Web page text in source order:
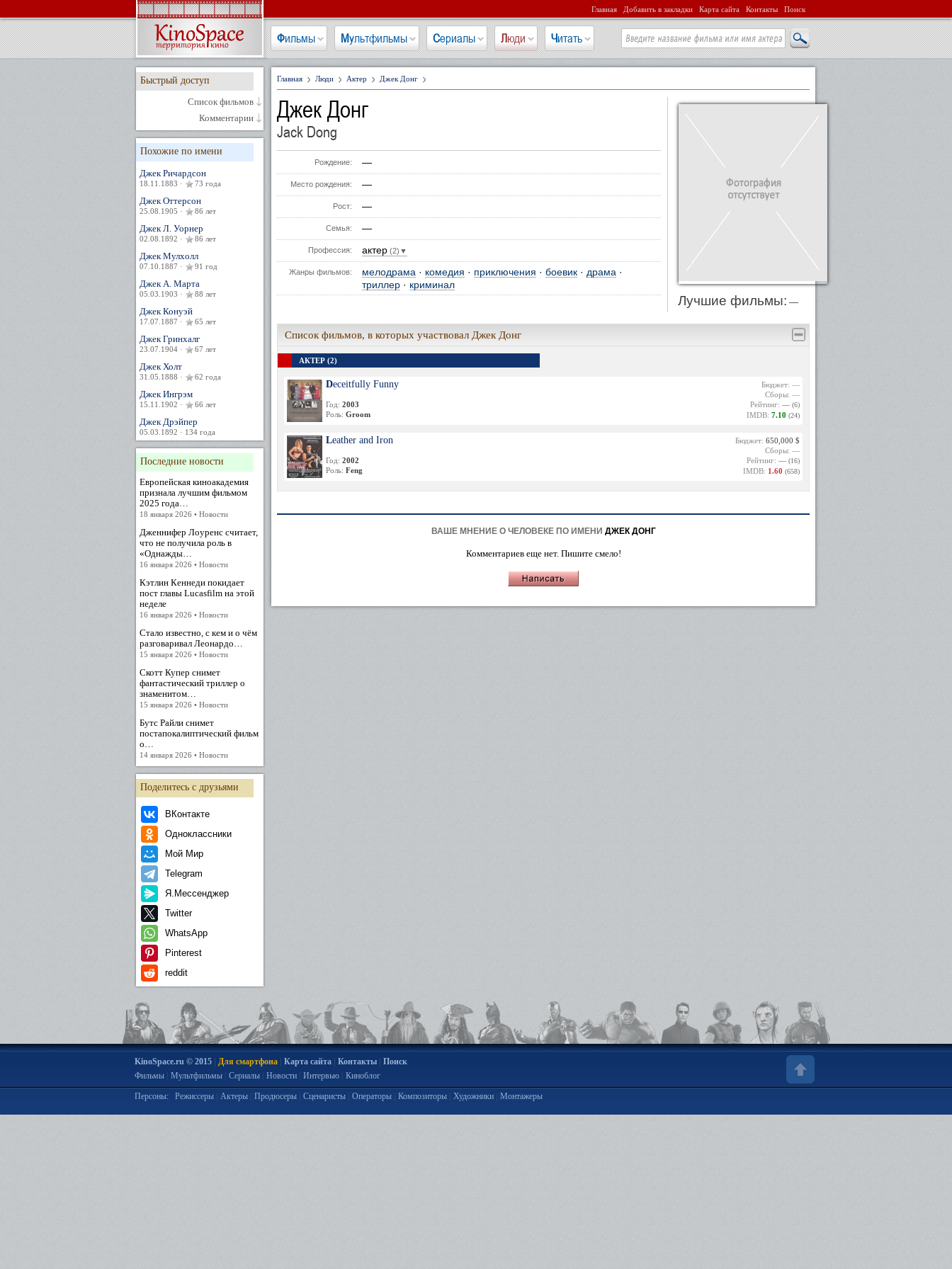
Главная Добавить в закладки Карта сайта Контакты Поиск
Фильмы Мультфильмы Сериалы Люди Читать
Быстрый доступ
Список фильмов
Комментарии
Похожие по имени
Джек Ричардсон
18.11.1883 · 73 года
Джек Оттерсон
25.08.1905 · 86 лет
Джек Л. Уорнер
02.08.1892 · 86 лет
Джек Мулхолл
07.10.1887 · 91 год
Джек А. Марта
05.03.1903 · 88 лет
Джек Конуэй
17.07.1887 · 65 лет
Джек Гринхалг
23.07.1904 · 67 лет
Джек Холт
31.05.1888 · 62 года
Джек Ингрэм
15.11.1902 · 66 лет
Джек Дрэйпер
05.03.1892 · 134 года
Последние новости
Европейская киноакадемия
признала лучшим фильмом
2025 года…
18 января 2026 • Новости
Дженнифер Лоуренс считает,
что не получила роль в
«Однажды…
16 января 2026 • Новости
Кэтлин Кеннеди покидает
пост главы Lucasfilm на этой
неделе
16 января 2026 • Новости
Стало известно, с кем и о чём
разговаривал Леонардо…
15 января 2026 • Новости
Скотт Купер снимет
фантастический триллер о
знаменитом…
15 января 2026 • Новости
Бутс Райли снимет
постапокалиптический фильм
о…
14 января 2026 • Новости
Поделитесь с друзьями
ВКонтакте
Одноклассники
Мой Мир
Telegram
Я.Мессенджер
Twitter
WhatsApp
Pinterest
reddit
Главная Люди Актер Джек Донг
Джек Донг
Jack Dong
Рождение: —
Место рождения: —
Рост: —
Семья: —
Профессия: актер (2)▼
Жанры фильмов: мелодрама · комедия · приключения · боевик · драма ·
триллер · криминал
Лучшие фильмы: —
Список фильмов, в которых участвовал Джек Донг
АКТЕР (2)
Deceitfully Funny
Год: 2003
Роль: Groom
Бюджет: —
Сборы: —
Рейтинг: — (6)
IMDB: 7.10 (24)
Leather and Iron
Год: 2002
Роль: Feng
Бюджет: 650,000 $
Сборы: —
Рейтинг: — (16)
IMDB: 1.60 (658)
ВАШЕ МНЕНИЕ О ЧЕЛОВЕКЕ ПО ИМЕНИ ДЖЕК ДОНГ
Комментариев еще нет. Пишите смело!
KinoSpace.ru © 2015| Для смартфона| Карта сайта| Контакты| Поиск
Фильмы| Мультфильмы| Сериалы| Новости| Интервью| Киноблог
Персоны: Режиссеры| Актеры| Продюсеры| Сценаристы| Операторы| Композиторы| Художники| Монтажеры